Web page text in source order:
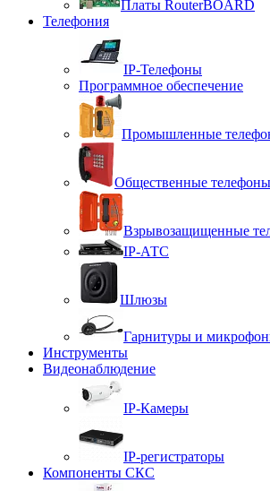
Платы RouterBOARD
Телефония
IP-Телефоны
Программное обеспечение
Промышленные
Общественные телефоны
Взрывозащищенные
IP-АТС
Шлюзы
Гарнитуры и
Инструменты
Видеонаблюдение
IP-Камеры
IP-регистраторы
Компоненты СКС